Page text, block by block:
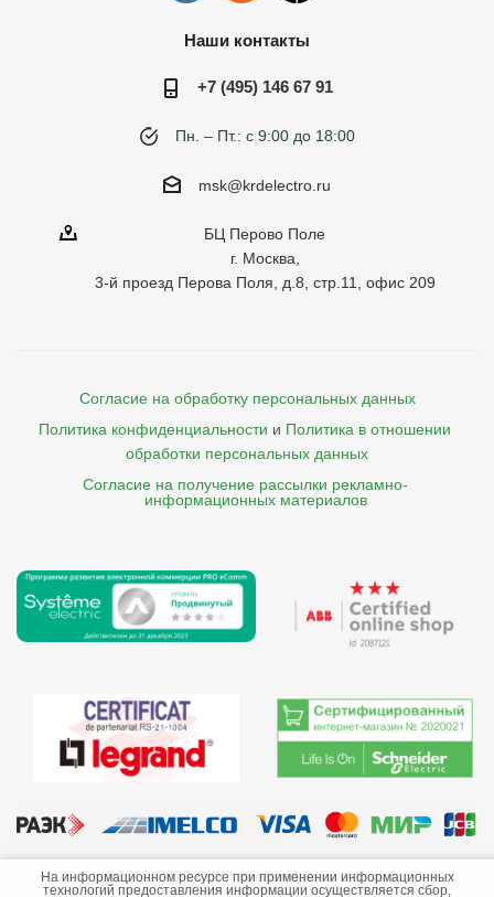
Наши контакты
+7 (495) 146 67 91
Пн. – Пт.: с 9:00 до 18:00
msk@krdelectro.ru
БЦ Перово Поле
г. Москва,
3-й проезд Перова Поля, д.8, стр.11, офис 209
Согласие на обработку персональных данных
Политика конфиденциальности и Политика в отношении
обработки персональных данных
Согласие на получение рассылки рекламно-
    информационных материалов
©2013-2026 ООО «Краснодарэлектро»
На информационном ресурсе при применении информационных
технологий предоставления информации осуществляется сбор,